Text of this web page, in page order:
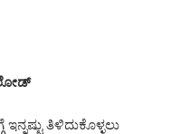
ತಿಳಿದುಕೊಳ್ಳಲು